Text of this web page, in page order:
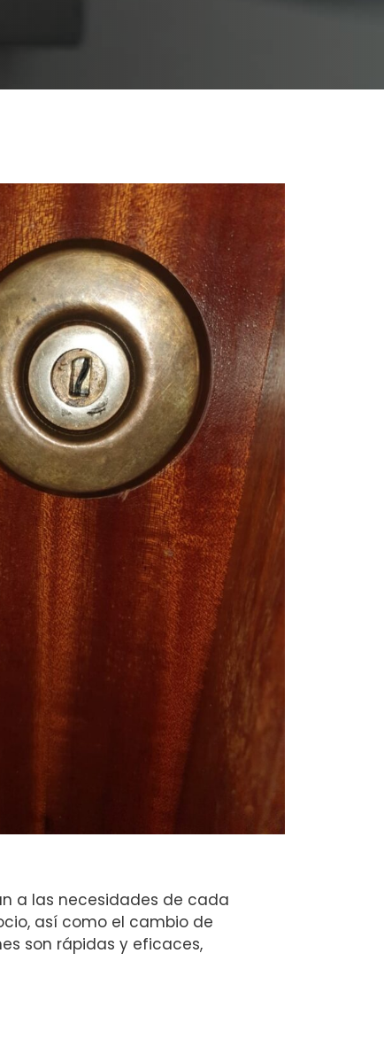
a las necesidades de cada
así como el cambio de
son rápidas y eficaces,